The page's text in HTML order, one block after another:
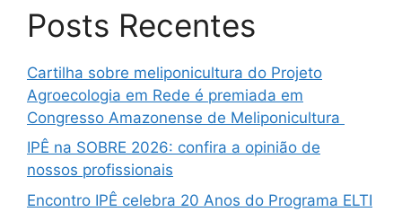
Posts Recentes
Cartilha sobre meliponicultura do Projeto
Agroecologia em Rede é premiada em
Congresso Amazonense de Meliponicultura
IPÊ na SOBRE 2026: confira a opinião de
nossos profissionais
Encontro IPÊ celebra 20 Anos do Programa ELTI